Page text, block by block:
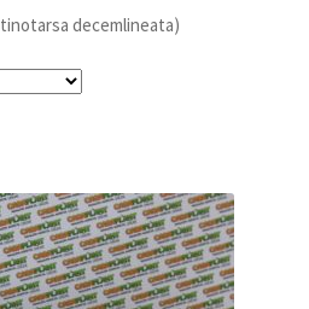
decemlineata)